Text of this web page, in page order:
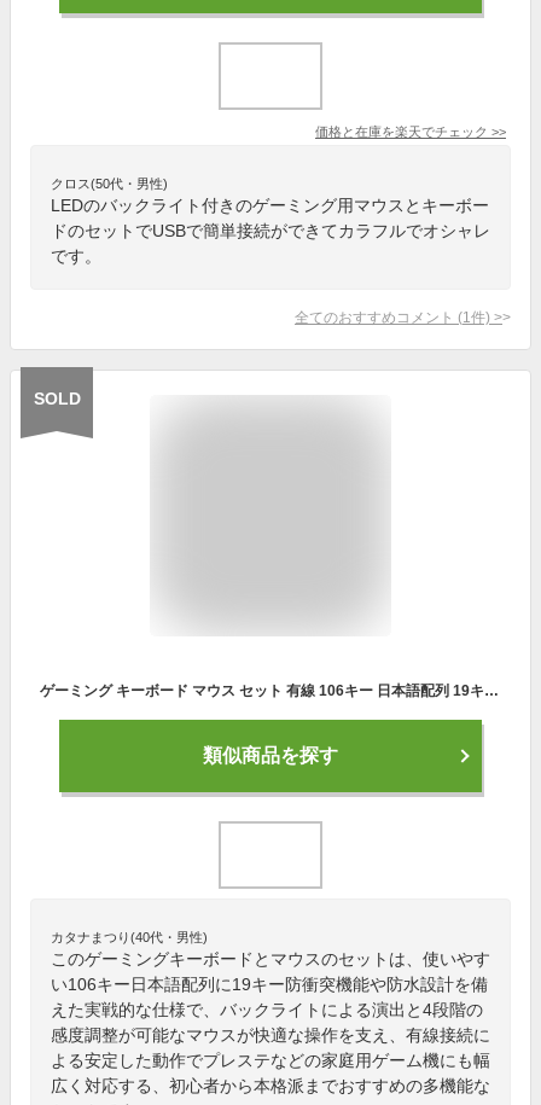
価格と在庫を楽天でチェック >>
クロス(50代・男性)
LEDのバックライト付きのゲーミング用マウスとキーボー
ドのセットでUSBで簡単接続ができてカラフルでオシャレ
です。
全てのおすすめコメント (1 件) >
SOLD
ゲーミング キーボード マウス セット 有線 106キー 日本語配列 19キー防衝突 4段階 ゲーミングマウス 防水 バックライトプレステなどのシステムに対応
類似商品を探す
カタナまつり(40代・男性)
このゲーミングキーボードとマウスのセットは、使いやす
い106キー日本語配列に19キー防衝突機能や防水設計を備
えた実戦的な仕様で、バックライトによる演出と4段階の
感度調整が可能なマウスが快適な操作を支え、有線接続に
よる安定した動作でプレステなどの家庭用ゲーム機にも幅
広く対応する、初心者から本格派までおすすめの多機能な